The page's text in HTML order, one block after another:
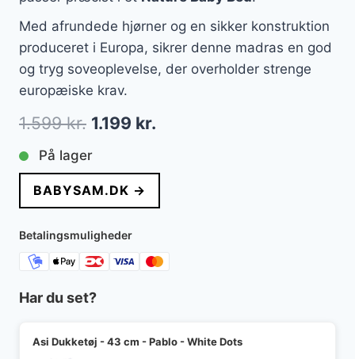
Med afrundede hjørner og en sikker konstruktion
produceret i Europa, sikrer denne madras en god
og tryg soveoplevelse, der overholder strenge
europæiske krav.
1.599kr. Den
oprindelige
pris
var:
1.599 kr..
1.199 kr.
pris
er:
På lager
BABYSAM.DK →
Betalingsmuligheder
Har du set?
Asi Dukketøj - 43 cm - Pablo - White Dots